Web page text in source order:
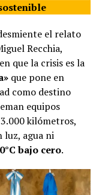
el relato
Recchia,
que la crisis es la
que pone en
como destino
equipos
kilómetros,
luz, agua ni
bajo cero.